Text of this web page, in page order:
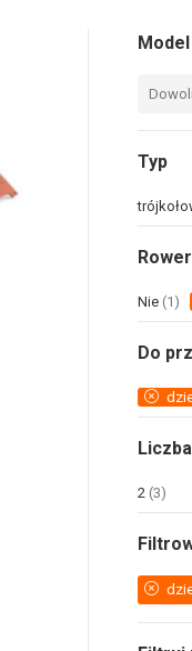
Model
Typ
Nie (1)
Do
2 (3)